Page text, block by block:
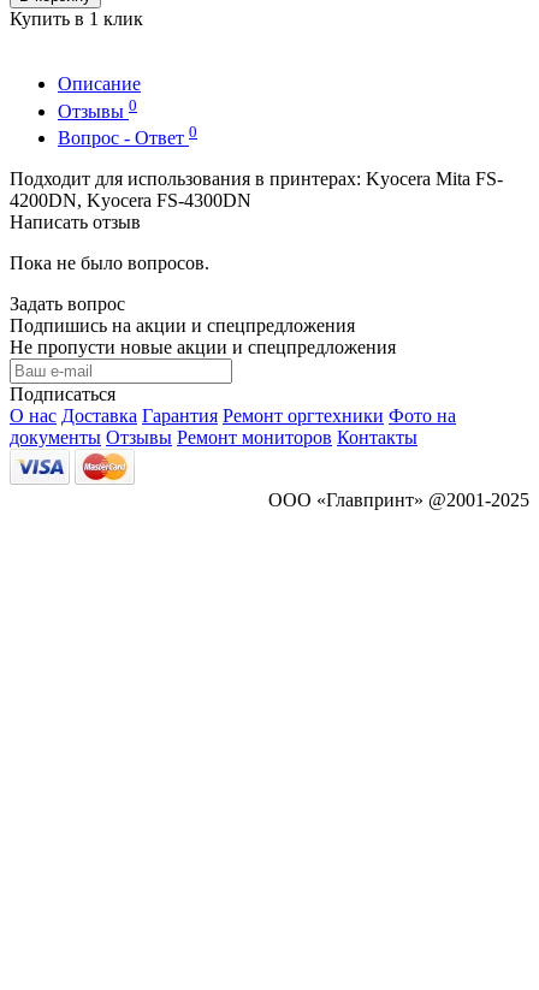
Купить в 1 клик
Описание
Отзывы 0
Вопрос - Ответ 0
Подходит для использования в принтерах: Kyocera Mita FS-
4200DN, Kyocera FS-4300DN
Написать отзыв
Пока не было вопросов.
Задать вопрос
Подпишись на акции и спецпредложения
Не пропусти новые акции и спецпредложения
Подписаться
О нас Доставка Гарантия Ремонт оргтехники Фото на
документы Отзывы Ремонт мониторов Контакты
ООО «Главпринт» @2001-2025